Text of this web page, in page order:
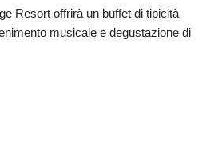
Resort offrirà un buffet di tipicità
musicale e degustazione di